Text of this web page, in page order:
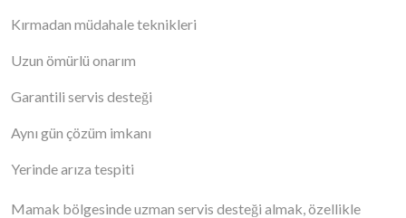
Kırmadan müdahale teknikleri
Uzun ömürlü onarım
Garantili servis desteği
Aynı gün çözüm imkanı
Yerinde arıza tespiti
Mamak bölgesinde uzman servis desteği almak, özellikle